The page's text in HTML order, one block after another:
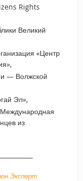
Rights
Великий
«Центр
— Волжской
Эл»,
из